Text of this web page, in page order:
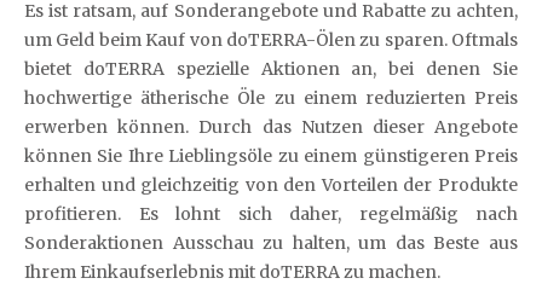
Es ist ratsam, auf Sonderangebote und Rabatte zu achten,
um Geld beim Kauf von doTERRA-Ölen zu sparen. Oftmals
bietet doTERRA spezielle Aktionen an, bei denen Sie
hochwertige ätherische Öle zu einem reduzierten Preis
erwerben können. Durch das Nutzen dieser Angebote
können Sie Ihre Lieblingsöle zu einem günstigeren Preis
erhalten und gleichzeitig von den Vorteilen der Produkte
profitieren. Es lohnt sich daher, regelmäßig nach
Sonderaktionen Ausschau zu halten, um das Beste aus
Ihrem Einkaufserlebnis mit doTERRA zu machen.